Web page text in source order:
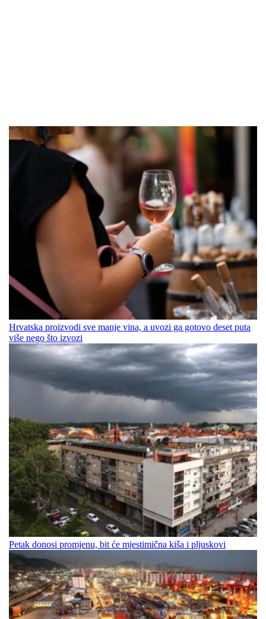
Hrvatska proizvodi sve manje vina, a uvozi ga gotovo deset puta
više nego što izvozi
Petak donosi promjenu, bit će mjestimična kiša i pljuskovi